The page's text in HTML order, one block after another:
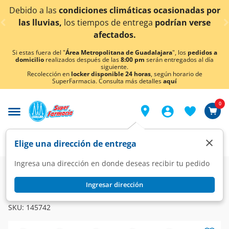
< div class="carousel-inner">
ocasionadas por
podrían verse
¡Ahora también en
conocer
Si estas fuera del "Área Metropolitana de Guadalajara", los pedidos a
domicilio realizados después de las8:00 pm serán entregados al día
siguiente.
Recolección en locker disponible 24 horas, según horario de
SuperFarmacia. Consulta más detallesaquí
Elige una dirección de entrega
Ingresa una dirección en donde deseas recibir tu pedido
Ingresar dirección
×
0
Farmacia Dermatología Antimicóticos
Afungil 150 mg, 1 Cápsula 1+1.
SKU: 145742